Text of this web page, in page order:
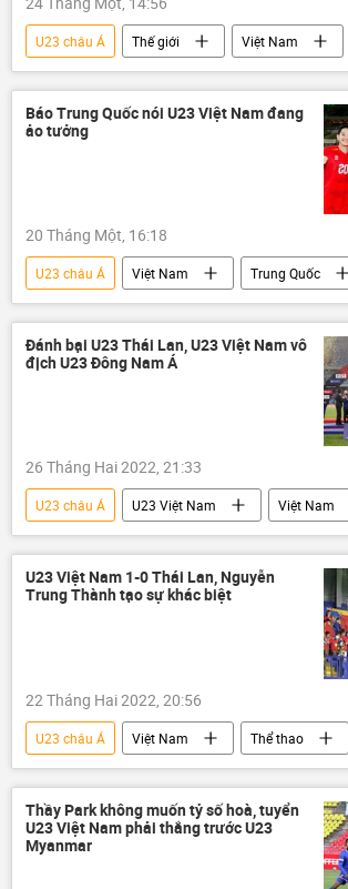
U23 châu Á Thế giới
Việt Nam
Thể thao
Châu Á
AFC
Phạm Minh Chính
bóng đá
U23 Việt Nam
Báo Trung Quốc nói U23 Việt Nam đang
ảo tưởng
20 Tháng Một, 16:18
U23 châu Á Việt Nam
Trung Quốc
Thể thao
bóng đá
U23 Việt Nam
AFC
Đánh bại U23 Thái Lan, U23 Việt Nam vô
địch U23 Đông Nam Á
26 Tháng Hai 2022, 21:33
U23 châu Á U23 Việt Nam
Việt Nam
bóng đá
Thể thao
Thái Lan
VFF
U23 Việt Nam 1-0 Thái Lan, Nguyễn
Trung Thành tạo sự khác biệt
22 Tháng Hai 2022, 20:56
U23 châu Á Việt Nam
Thể thao
U23 Việt Nam
bóng đá
VFF
Thái Lan
Thầy Park không muốn tỷ số hoà, tuyển
U23 Việt Nam phải thắng trước U23
Myanmar